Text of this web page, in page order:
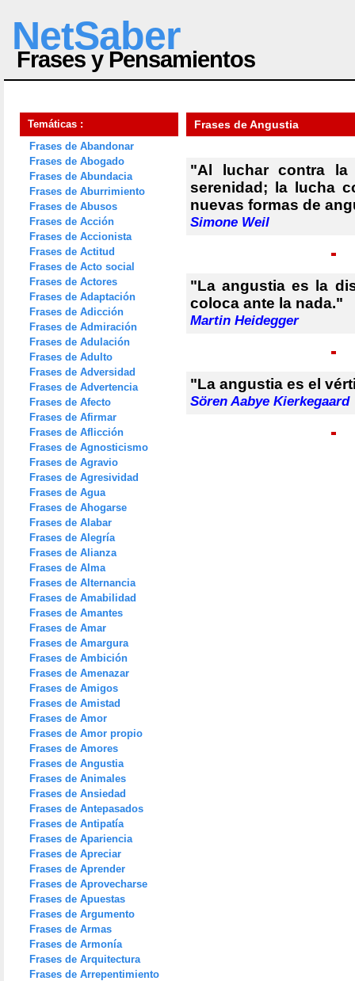
NetSaber
Frases y Pensamientos
Temáticas :
Frases de Abandonar
Frases de Abogado
Frases de Abundacia
Frases de Aburrimiento
Frases de Abusos
Frases de Acción
Frases de Accionista
Frases de Actitud
Frases de Acto social
Frases de Actores
Frases de Adaptación
Frases de Adicción
Frases de Admiración
Frases de Adulación
Frases de Adulto
Frases de Adversidad
Frases de Advertencia
Frases de Afecto
Frases de Afirmar
Frases de Aflicción
Frases de Agnosticismo
Frases de Agravio
Frases de Agresividad
Frases de Agua
Frases de Ahogarse
Frases de Alabar
Frases de Alegría
Frases de Alianza
Frases de Alma
Frases de Alternancia
Frases de Amabilidad
Frases de Amantes
Frases de Amar
Frases de Amargura
Frases de Ambición
Frases de Amenazar
Frases de Amigos
Frases de Amistad
Frases de Amor
Frases de Amor propio
Frases de Amores
Frases de Angustia
Frases de Animales
Frases de Ansiedad
Frases de Antepasados
Frases de Antipatía
Frases de Apariencia
Frases de Apreciar
Frases de Aprender
Frases de Aprovecharse
Frases de Apuestas
Frases de Argumento
Frases de Armas
Frases de Armonía
Frases de Arquitectura
Frases de Arrepentimiento
Frases de Angustia
"Al luchar contra la
serenidad; la lucha
nuevas formas de
Simone Weil
"La angustia es la
coloca ante la nada."
Martin Heidegger
"La angustia es el
Sören Aabye Kierkegaard